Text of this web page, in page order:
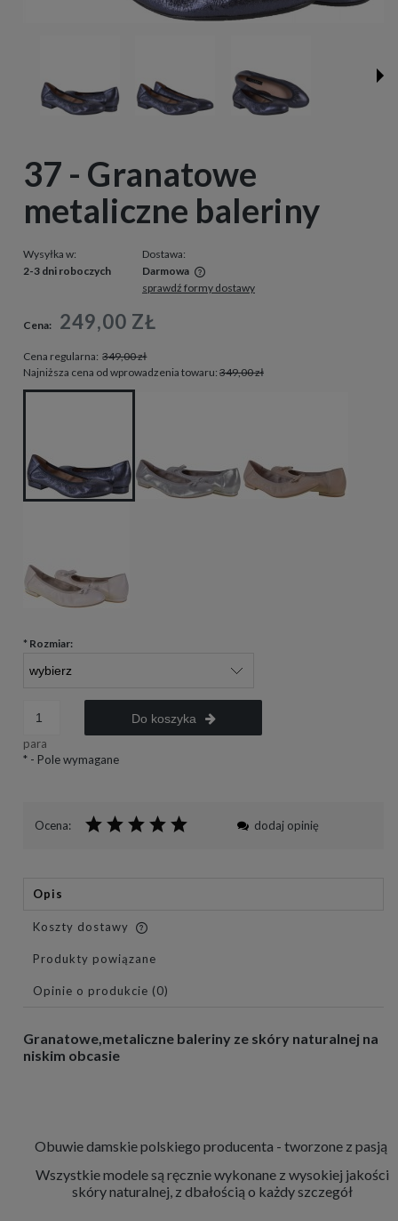
37 - Granatowe
metaliczne baleriny
Wysyłka w:
2-3 dni roboczych
Dostawa:
Darmowa
Cena nie zawiera ewentualnych kosztów płatności
sprawdź formy dostawy
Cena: 249,00 ZŁ
Cena regularna: 349,00 zł
Najniższa cena od wprowadzenia towaru: 349,00 zł
* Rozmiar:
para
Do koszyka
* - Pole wymagane
Ocena: dodaj opinię
Opis
Koszty dostawy
Cena nie zawiera ewentualnych kosztów płatności
Produkty powiązane
Opinie o produkcie (0)
Granatowe,metaliczne baleriny ze skóry naturalnej na
niskim obcasie
Obuwie damskie polskiego producenta - tworzone z pasją
Wszystkie modele są ręcznie wykonane z wysokiej jakości
skóry naturalnej, z dbałością o każdy szczegół